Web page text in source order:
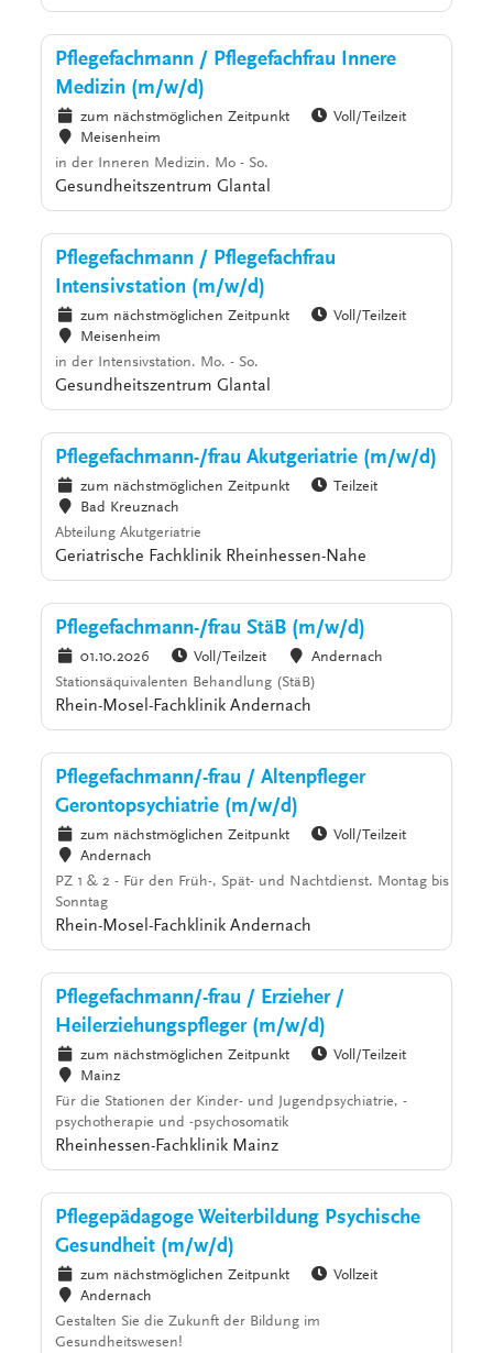
Pflegefachmann / Pflegefachfrau Innere
Medizin (m/w/d)
zum nächstmöglichen Zeitpunkt
Voll/Teilzeit
Meisenheim
in der Inneren Medizin. Mo - So.
Gesundheitszentrum Glantal
Pflegefachmann / Pflegefachfrau
Intensivstation (m/w/d)
zum nächstmöglichen Zeitpunkt
Voll/Teilzeit
Meisenheim
in der Intensivstation. Mo. - So.
Gesundheitszentrum Glantal
Pflegefachmann-/frau Akutgeriatrie (m/w/d)
zum nächstmöglichen Zeitpunkt
Teilzeit
Bad Kreuznach
Abteilung Akutgeriatrie
Geriatrische Fachklinik Rheinhessen-Nahe
Pflegefachmann-/frau StäB (m/w/d)
01.10.2026 Voll/Teilzeit
Andernach
Stationsäquivalenten Behandlung (StäB)
Rhein-Mosel-Fachklinik Andernach
Pflegefachmann/-frau / Altenpfleger
Gerontopsychiatrie (m/w/d)
zum nächstmöglichen Zeitpunkt
Voll/Teilzeit
Andernach
PZ 1 & 2 - Für den Früh-, Spät- und Nachtdienst. Montag bis
Sonntag
Rhein-Mosel-Fachklinik Andernach
Pflegefachmann/-frau / Erzieher /
Heilerziehungspfleger (m/w/d)
zum nächstmöglichen Zeitpunkt
Voll/Teilzeit
Mainz
Für die Stationen der Kinder- und Jugendpsychiatrie, -
psychotherapie und -psychosomatik
Rheinhessen-Fachklinik Mainz
Pflegepädagoge Weiterbildung Psychische
Gesundheit (m/w/d)
zum nächstmöglichen Zeitpunkt
Vollzeit
Andernach
Gestalten Sie die Zukunft der Bildung im
Gesundheitswesen!